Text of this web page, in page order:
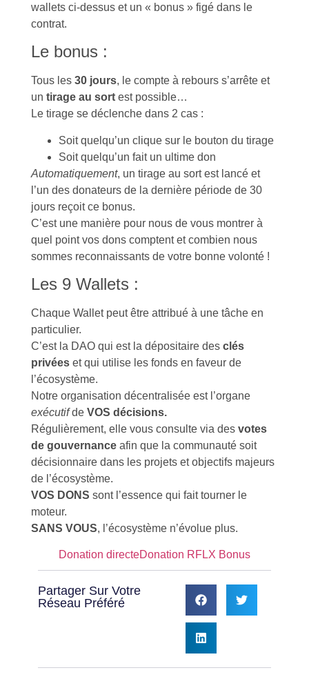
wallets ci-dessus et un « bonus » figé dans le
contrat.
Le bonus :
Tous les 30 jours, le compte à rebours s’arrête et
un tirage au sort est possible…
Le tirage se déclenche dans 2 cas :
Soit quelqu’un clique sur le bouton du tirage
Soit quelqu’un fait un ultime don
Automatiquement, un tirage au sort est lancé et
l’un des donateurs de la dernière période de 30
jours reçoit ce bonus.
C’est une manière pour nous de vous montrer à
quel point vos dons comptent et combien nous
sommes reconnaissants de votre bonne volonté !
Les 9 Wallets :
Chaque Wallet peut être attribué à une tâche en
particulier.
C’est la DAO qui est la dépositaire des clés
privées et qui utilise les fonds en faveur de
l’écosystème.
Notre organisation décentralisée est l’organe
exécutifde VOS décisions.
Régulièrement, elle vous consulte via des votes
de gouvernance afin que la communauté soit
décisionnaire dans les projets et objectifs majeurs
de l’écosystème.
VOS DONS sont l’essence qui fait tourner le
moteur.
SANS VOUS, l’écosystème n’évolue plus.
Donation directeDonation RFLX Bonus
Partager Sur Votre
Réseau Préféré